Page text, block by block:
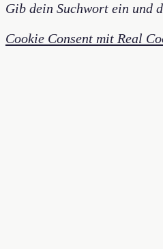
Gib dein Suchwort ein und
Cookie Consent mit Real